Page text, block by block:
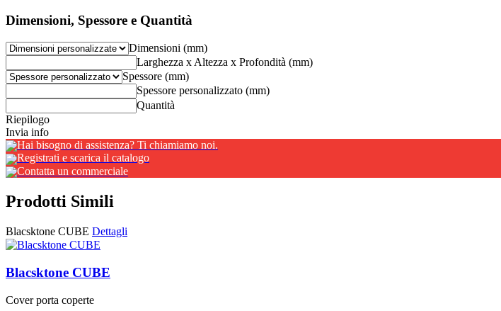
Dimensioni, Spessore e Quantità
Dimensioni (mm)
Larghezza x Altezza x Profondità (mm)
Spessore (mm)
Spessore personalizzato (mm)
Quantità
Riepilogo
Invia info
Hai bisogno di assistenza? Ti chiamiamo noi.
Registrati e scarica il catalogo
Contatta un commerciale
Prodotti Simili
Blacsktone CUBE Dettagli
Blacsktone CUBE
Cover porta coperte